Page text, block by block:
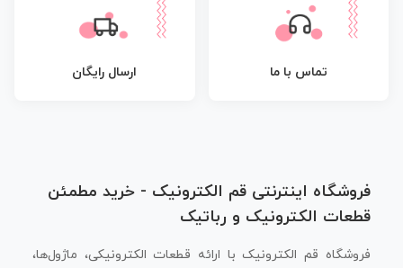
تماس با ما ارسال رایگان
فروشگاه اینترنتی قم الکترونیک - خرید مطمئن
قطعات الکترونیک و رباتیک
فروشگاه قم الکترونیک با ارائه قطعات الکترونیکی، ماژول‌ها،